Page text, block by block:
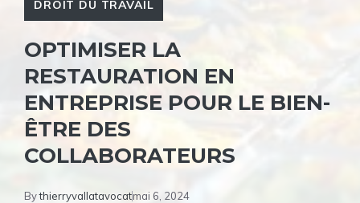
DROIT DU TRAVAIL
OPTIMISER LA
RESTAURATION EN
ENTREPRISE POUR LE BIEN-
ÊTRE DES
COLLABORATEURS
Bythierryvallatavocatmai 6, 2024